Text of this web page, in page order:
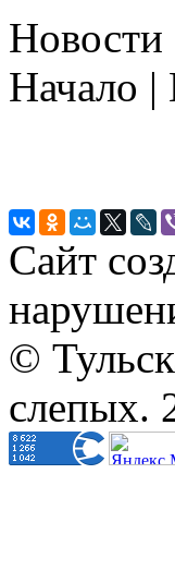
Новости
Начало |
Сайт
©
слепых.